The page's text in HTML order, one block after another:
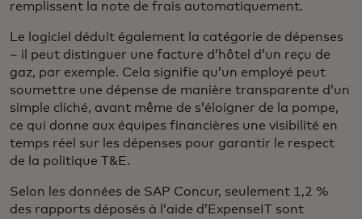
remplissent la note de frais automatiquement.
Le logiciel déduit également la catégorie de dépenses
– il peut distinguer une facture d’hôtel d’un reçu de
gaz, par exemple. Cela signifie qu’un employé peut
soumettre une dépense de manière transparente d’un
simple cliché, avant même de s’éloigner de la pompe,
ce qui donne aux équipes financières une visibilité en
temps réel sur les dépenses pour garantir le respect
de la politique T&E.
Selon les données de SAP Concur, seulement 1,2 %
des rapports déposés à l’aide d’ExpenseIT sont